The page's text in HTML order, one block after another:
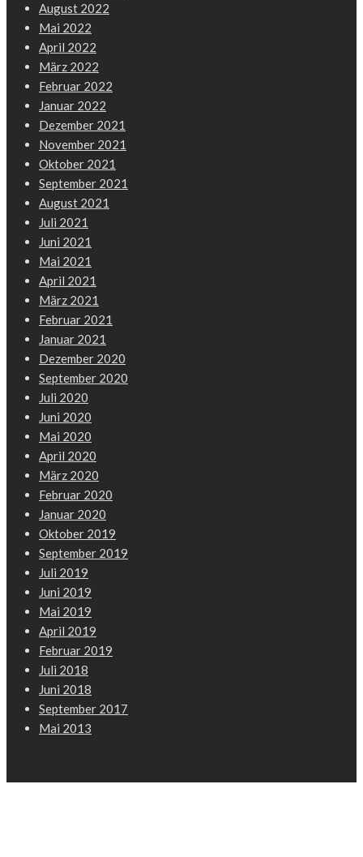
August 2022
Mai 2022
April 2022
März 2022
Februar 2022
Januar 2022
Dezember 2021
November 2021
Oktober 2021
September 2021
August 2021
Juli 2021
Juni 2021
Mai 2021
April 2021
März 2021
Februar 2021
Januar 2021
Dezember 2020
September 2020
Juli 2020
Juni 2020
Mai 2020
April 2020
März 2020
Februar 2020
Januar 2020
Oktober 2019
September 2019
Juli 2019
Juni 2019
Mai 2019
April 2019
Februar 2019
Juli 2018
Juni 2018
September 2017
Mai 2013